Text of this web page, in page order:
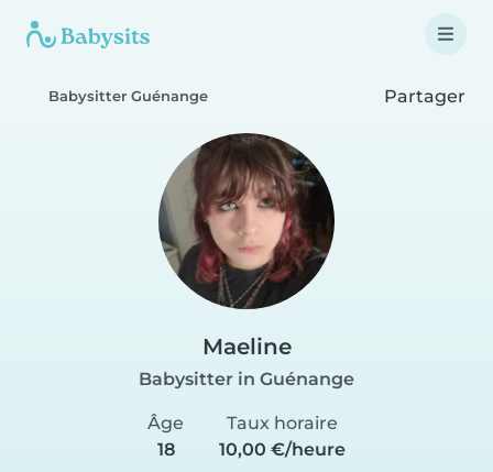
Babysitter Guénange Partager
Maeline
Babysitter in Guénange
Âge
18
Taux horaire
10,00 €/heure